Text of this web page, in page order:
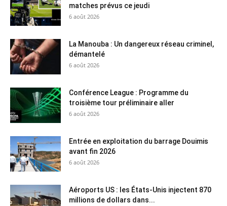
matches prévus ce jeudi
6 août 2026
La Manouba : Un dangereux réseau criminel,
démantelé
6 août 2026
Conférence League : Programme du
troisième tour préliminaire aller
6 août 2026
Entrée en exploitation du barrage Douimis
avant fin 2026
6 août 2026
Aéroports US : les États-Unis injectent 870
millions de dollars dans...